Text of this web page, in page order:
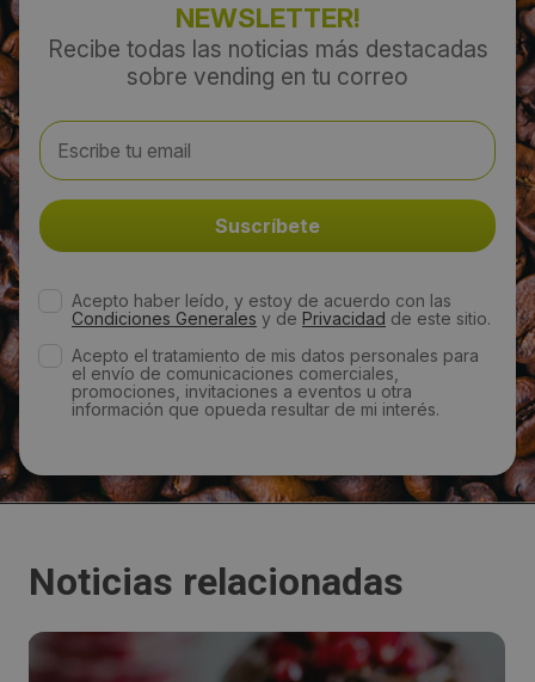
NEWSLETTER!
Recibe todas las noticias más destacadas
sobre vending en tu correo
Acepto haber leído, y estoy de acuerdo con las
Condiciones Generales y de Privacidad de este sitio.
Acepto el tratamiento de mis datos personales para
el envío de comunicaciones comerciales,
promociones, invitaciones a eventos u otra
información que opueda resultar de mi interés.
Noticias relacionadas